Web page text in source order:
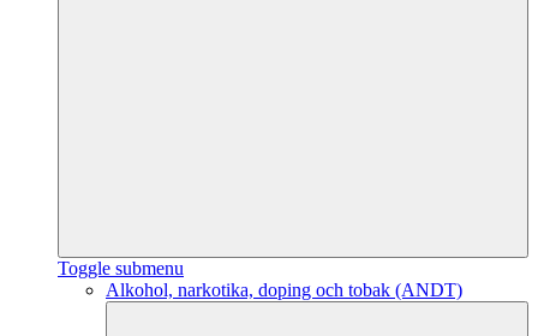
Toggle submenu
Alkohol, narkotika, doping och tobak (ANDT)